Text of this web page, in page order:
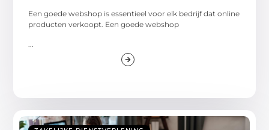
Een goede webshop is essentieel voor elk bedrijf dat online
producten verkoopt. Een goede webshop